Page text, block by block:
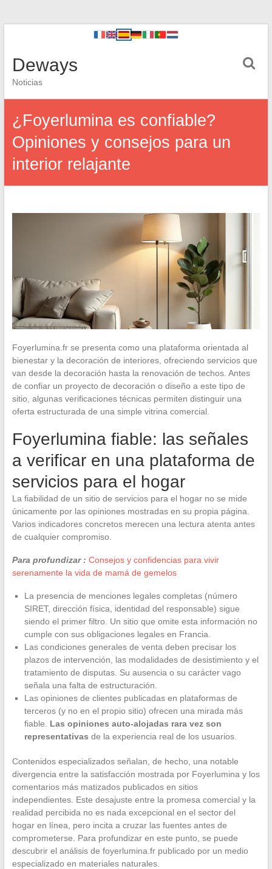
Deways
Noticias
¿Foyerlumina es confiable?
Opiniones y consejos para un
interior relajante
Foyerlumina.fr se presenta como una plataforma orientada al
bienestar y la decoración de interiores, ofreciendo servicios que
van desde la decoración hasta la renovación de techos. Antes
de confiar un proyecto de decoración o diseño a este tipo de
sitio, algunas verificaciones técnicas permiten distinguir una
oferta estructurada de una simple vitrina comercial.
Foyerlumina fiable: las señales
a verificar en una plataforma de
servicios para el hogar
La fiabilidad de un sitio de servicios para el hogar no se mide
únicamente por las opiniones mostradas en su propia página.
Varios indicadores concretos merecen una lectura atenta antes
de cualquier compromiso.
Para profundizar : Consejos y confidencias para vivir
serenamente la vida de mamá de gemelos
La presencia de menciones legales completas (número
SIRET, dirección física, identidad del responsable) sigue
siendo el primer filtro. Un sitio que omite esta información no
cumple con sus obligaciones legales en Francia.
Las condiciones generales de venta deben precisar los
plazos de intervención, las modalidades de desistimiento y el
tratamiento de disputas. Su ausencia o su carácter vago
señala una falta de estructuración.
Las opiniones de clientes publicadas en plataformas de
terceros (y no en el propio sitio) ofrecen una mirada más
fiable. Las opiniones auto-alojadas rara vez son
representativas de la experiencia real de los usuarios.
Contenidos especializados señalan, de hecho, una notable
divergencia entre la satisfacción mostrada por Foyerlumina y los
comentarios más matizados publicados en sitios
independientes. Este desajuste entre la promesa comercial y la
realidad percibida no es nada excepcional en el sector del
hogar en línea, pero incita a cruzar las fuentes antes de
comprometerse. Para profundizar en este punto, se puede
descubrir el análisis de foyerlumina.fr publicado por un medio
especializado en materiales naturales.